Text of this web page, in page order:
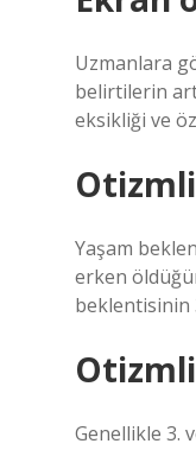
Uzmanlara
belirtilerin
eksikliği ve
Yaşam
erken
beklentisinin
Genellikle 3.